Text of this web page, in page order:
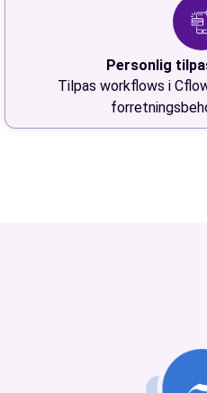
Personlig
Tilpas workflows i